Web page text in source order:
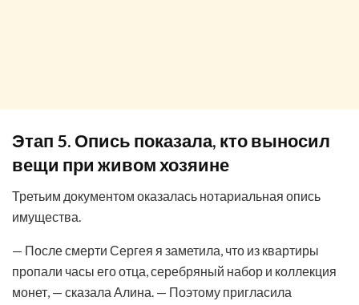
Этап 5. Опись показала, кто выносил
вещи при живом хозяине
Третьим документом оказалась нотариальная опись
имущества.
— После смерти Сергея я заметила, что из квартиры
пропали часы его отца, серебряный набор и коллекция
монет, — сказала Алина. — Поэтому пригласила